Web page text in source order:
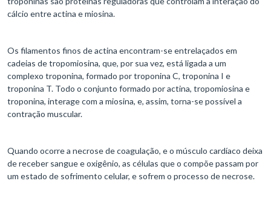
cálcio entre actina e miosina.
Os filamentos finos de actina encontram-se entrelaçados em
cadeias de tropomiosina, que, por sua vez, está ligada a um
complexo troponina, formado por troponina C, troponina I e
troponina T. Todo o conjunto formado por actina, tropomiosina e
troponina, interage com a miosina, e, assim, torna-se possível a
contração muscular.
Quando ocorre a necrose de coagulação, e o músculo cardíaco deixa
de receber sangue e oxigênio, as células que o compõe passam por
um estado de sofrimento celular, e sofrem o processo de necrose.